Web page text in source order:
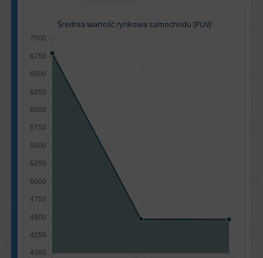
Średnia wartość rynkowa samochodu [PLN]